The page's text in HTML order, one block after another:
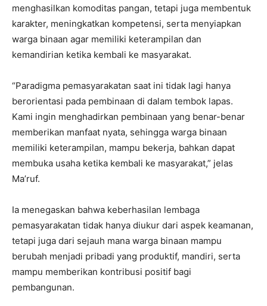
menghasilkan komoditas pangan, tetapi juga membentuk
karakter, meningkatkan kompetensi, serta menyiapkan
warga binaan agar memiliki keterampilan dan
kemandirian ketika kembali ke masyarakat.
“Paradigma pemasyarakatan saat ini tidak lagi hanya
berorientasi pada pembinaan di dalam tembok lapas.
Kami ingin menghadirkan pembinaan yang benar-benar
memberikan manfaat nyata, sehingga warga binaan
memiliki keterampilan, mampu bekerja, bahkan dapat
membuka usaha ketika kembali ke masyarakat,” jelas
Ma’ruf.
Ia menegaskan bahwa keberhasilan lembaga
pemasyarakatan tidak hanya diukur dari aspek keamanan,
tetapi juga dari sejauh mana warga binaan mampu
berubah menjadi pribadi yang produktif, mandiri, serta
mampu memberikan kontribusi positif bagi
pembangunan.